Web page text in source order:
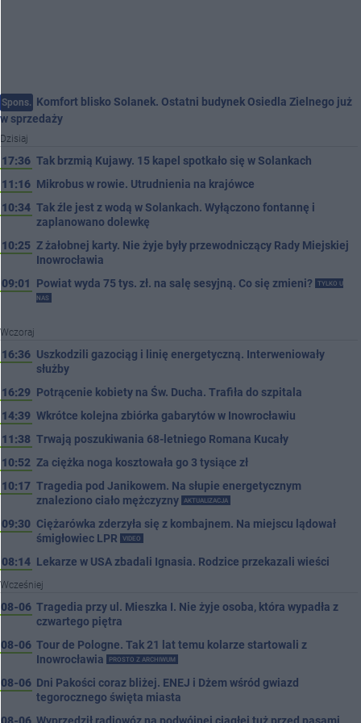
Spons. Komfort blisko Solanek. Ostatni budynek Osiedla Zielnego już
w sprzedaży
Dzisiaj
17:36 Tak brzmią Kujawy. 15 kapel spotkało się w Solankach
11:16 Mikrobus w rowie. Utrudnienia na krajówce
10:34 Tak źle jest z wodą w Solankach. Wyłączono fontannę i
zaplanowano dolewkę
10:25 Z żałobnej karty. Nie żyje były przewodniczący Rady Miejskiej
Inowrocławia
09:01
Powiat wyda 75 tys. zł. na salę sesyjną. Co się zmieni?
TYLKO U
NAS
Wczoraj
16:36 Uszkodzili gazociąg i linię energetyczną. Interweniowały
służby
16:29 Potrącenie kobiety na Św. Ducha. Trafiła do szpitala
14:39 Wkrótce kolejna zbiórka gabarytów w Inowrocławiu
11:38 Trwają poszukiwania 68-letniego Romana Kucały
10:52 Za ciężka noga kosztowała go 3 tysiące zł
10:17 Tragedia pod Janikowem. Na słupie energetycznym
znaleziono ciało mężczyzny
AKTUALIZACJA
09:30 Ciężarówka zderzyła się z kombajnem. Na miejscu lądował
śmigłowiec LPR
VIDEO
08:14 Lekarze w USA zbadali Ignasia. Rodzice przekazali wieści
Wcześniej
08-06 Tragedia przy ul. Mieszka I. Nie żyje osoba, która wypadła z
czwartego piętra
08-06 Tour de Pologne. Tak 21 lat temu kolarze startowali z
Inowrocławia
PROSTO Z ARCHIWUM
08-06 Dni Pakości coraz bliżej. ENEJ i Dżem wśród gwiazd
tegorocznego święta miasta